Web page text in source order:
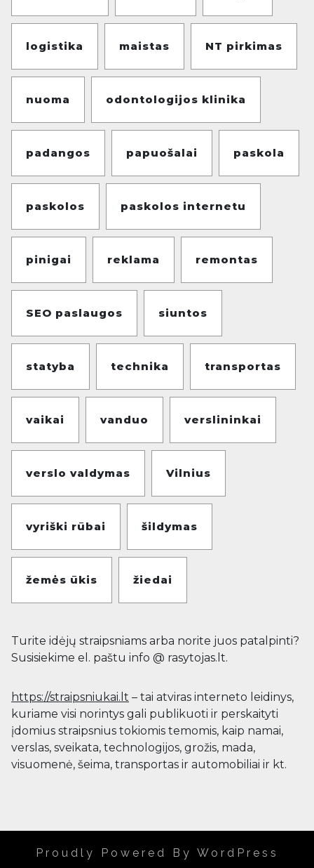
logistika maistas NT pirkimas
nuoma odontologijos klinika
padangos papuošalai paskola
paskolos paskolos internetu
pinigai reklama remontas
SEO paslaugos siuntos
statyba technika transportas
vaikai vanduo verslininkai
verslo valdymas Vilnius
vyriški rūbai šildymas
žemės ūkis žiedai
Turite idėjų straipsniams arba norite juos patalpinti?
Susisiekime el. paštu info @ rasytojas.lt.
https://straipsniukai.lt – tai atviras interneto leidinys,
kuriame visi norintys gali publikuoti ir perskaityti
įdomius straipsnius tokiomis temomis, kaip namai,
verslas, sveikata, technologijos, grožis, mada,
visuomenė, šeima, transportas ir automobiliai ir kt.
Proudly Powered By WordPress